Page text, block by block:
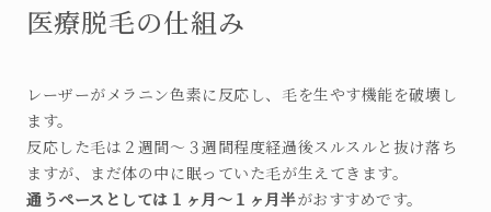
医療脱毛の仕組み
レーザーがメラニン色素に反応し、毛を生やす機能を破壊し
ます。
反応した毛は２週間～３週間程度経過後スルスルと抜け落ち
ますが、まだ体の中に眠っていた毛が生えてきます。
通うペースとしては１ヶ月～１ヶ月半がおすすめです。